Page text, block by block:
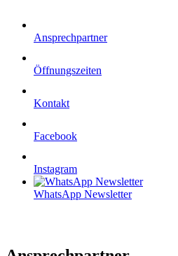
Ansprechpartner
Öffnungszeiten
Kontakt
Facebook
Instagram
WhatsApp Newsletter